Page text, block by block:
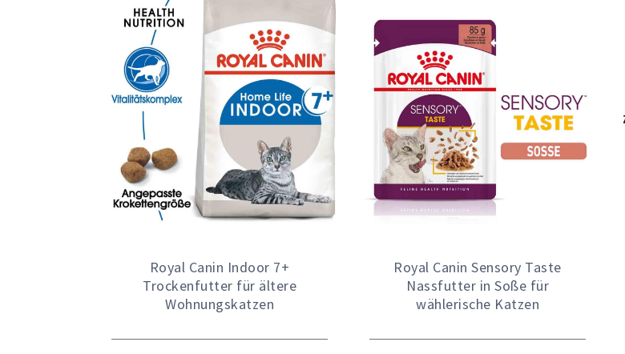
Royal Canin Indoor 7+
Trockenfutter für ältere
Wohnungskatzen
Royal Canin Sensory Taste
Nassfutter in Soße für
wählerische Katzen